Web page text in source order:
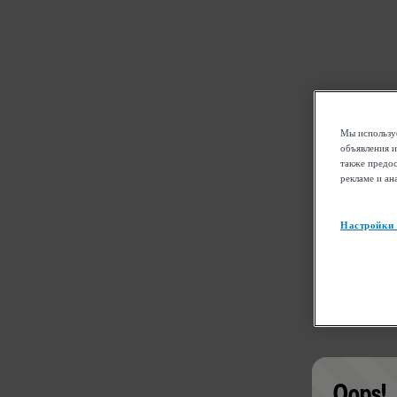
Мы
объявления
также
рекламе и